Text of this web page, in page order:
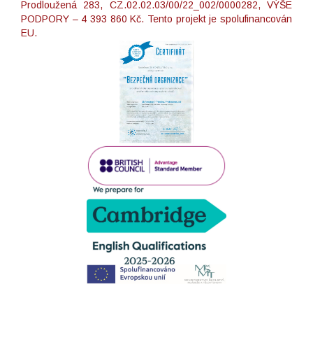
Prodloužená 283, CZ.02.02.03/00/22_002/0000282, VÝŠE
PODPORY – 4 393 860 Kč. Tento projekt je spolufinancován
EU.